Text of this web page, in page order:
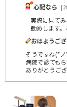
心配なら |
実際に見て
勧めします
おはようご
そうですね(*
病院で診ても
ありがとうご